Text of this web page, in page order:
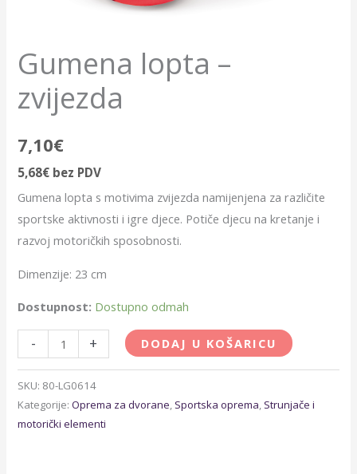
Gumena lopta –
zvijezda
7,10€
5,68€ bez PDV
Gumena lopta s motivima zvijezda namijenjena za različite
sportske aktivnosti i igre djece. Potiče djecu na kretanje i
razvoj motoričkih sposobnosti.
Dimenzije: 23 cm
Dostupnost: Dostupno odmah
- + DODAJ U KOŠARICU
SKU: 80-LG0614
Kategorije:Oprema za dvorane, Sportska oprema, Strunjače i
motorički elementi